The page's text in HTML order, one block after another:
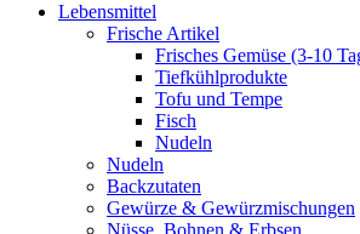
Lebensmittel
Frische Artikel
Frisches Gemüse (3-10
Tiefkühlprodukte
Tofu und Tempe
Fisch
Nudeln
Nudeln
Backzutaten
Gewürze & Gewürzmischungen
Nüsse, Bohnen & Erbsen